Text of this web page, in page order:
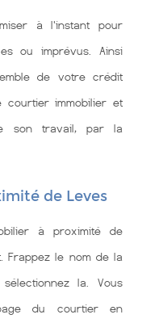
à l'instant pour
ou imprévus. Ainsi
de votre crédit
courtier immobilier et
son travail, par la
de Leves
à proximité de
Frappez le nom de la
la. Vous
du courtier en